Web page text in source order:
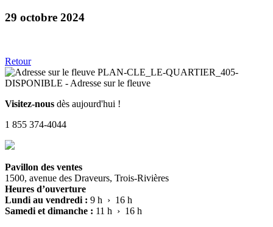
29 octobre 2024
Retour
Visitez-nous dès aujourd'hui !
1 855 374-4044
Pavillon des ventes
1500, avenue des Draveurs, Trois-Rivières
Heures d’ouverture
Lundi au vendredi : 9 h › 16 h
Samedi et dimanche : 11 h › 16 h